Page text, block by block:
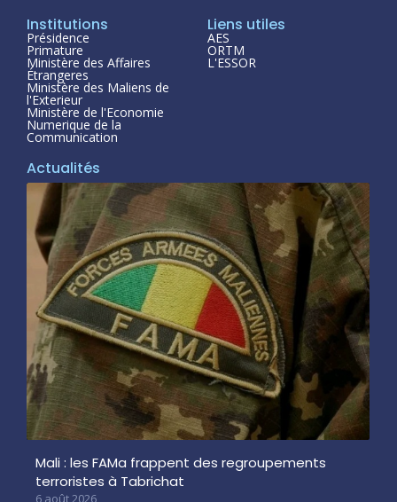
Institutions
Présidence
Primature
Ministère des Affaires
Étrangeres
Ministère des Maliens de
l'Exterieur
Ministère de l'Economie
Numerique de la
Communication
Liens utiles
AES
ORTM
L'ESSOR
Actualités
Mali : les FAMa frappent des regroupements
terroristes à Tabrichat
6 août 2026